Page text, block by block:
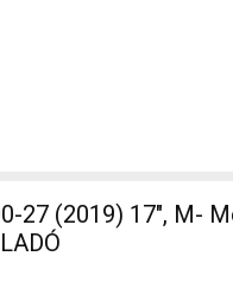
27 (2019) 17", M-